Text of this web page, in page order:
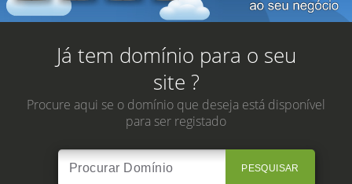
Já tem domínio para o seu
site ?
Procure aqui se o domínio que deseja está disponível
para ser registado
PESQUISAR